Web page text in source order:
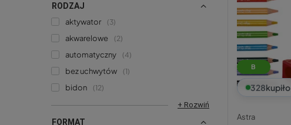
RODZAJ
aktywator
3
akwarelowe 2
automatyczny 4
bez uchwytów 1
bidon
12
+ Rozwiń
FORMAT
B
328kupiło
Astra